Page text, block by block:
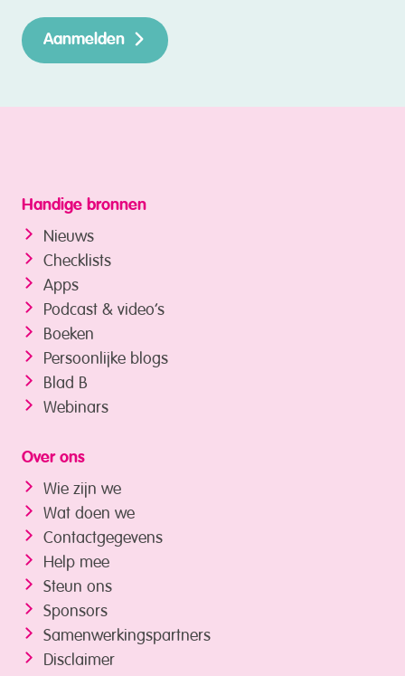
Aanmelden
Handige bronnen
Nieuws
Checklists
Apps
Podcast & video’s
Boeken
Persoonlijke blogs
Blad B
Webinars
Over ons
Wie zijn we
Wat doen we
Contactgegevens
Help mee
Steun ons
Sponsors
Samenwerkings­partners
Disclaimer